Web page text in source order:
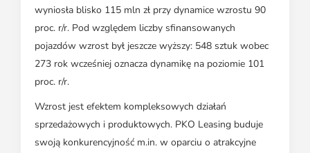
wyniosła blisko 115 mln zł przy dynamice wzrostu 90
proc. r/r. Pod względem liczby sfinansowanych
pojazdów wzrost był jeszcze wyższy: 548 sztuk wobec
273 rok wcześniej oznacza dynamikę na poziomie 101
proc. r/r.
Wzrost jest efektem kompleksowych działań
sprzedażowych i produktowych. PKO Leasing buduje
swoją konkurencyjność m.in. w oparciu o atrakcyjne